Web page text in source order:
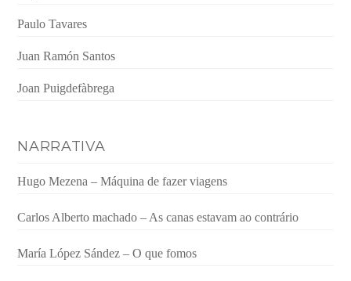
Paulo Tavares
Juan Ramón Santos
Joan Puigdefàbrega
NARRATIVA
Hugo Mezena – Máquina de fazer viagens
Carlos Alberto machado – As canas estavam ao contrário
María López Sández – O que fomos